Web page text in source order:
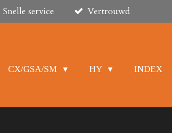
Snelle service Vertrouwd
CX/GSA/SM HY INDEX